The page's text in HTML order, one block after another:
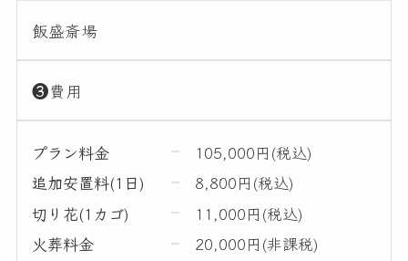
飯盛斎場
❸費用
プラン料金
105,000円(税込)
追加安置料(1日)
8,800円(税込)
切り花(1カゴ)
11,000円(税込)
火葬料金
20,000円(非課税)